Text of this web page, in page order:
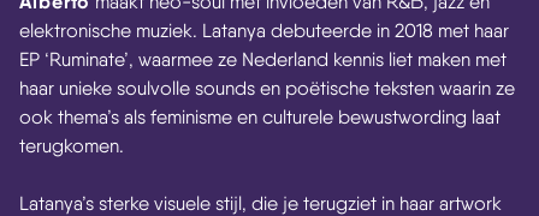
elektronische muziek. Latanya debuteerde in 2018 met haar
EP ‘Ruminate’, waarmee ze Nederland kennis liet maken met
haar unieke soulvolle sounds en poëtische teksten waarin ze
ook thema’s als feminisme en culturele bewustwording laat
terugkomen.
Latanya’s sterke visuele stijl, die je terugziet in haar artwork